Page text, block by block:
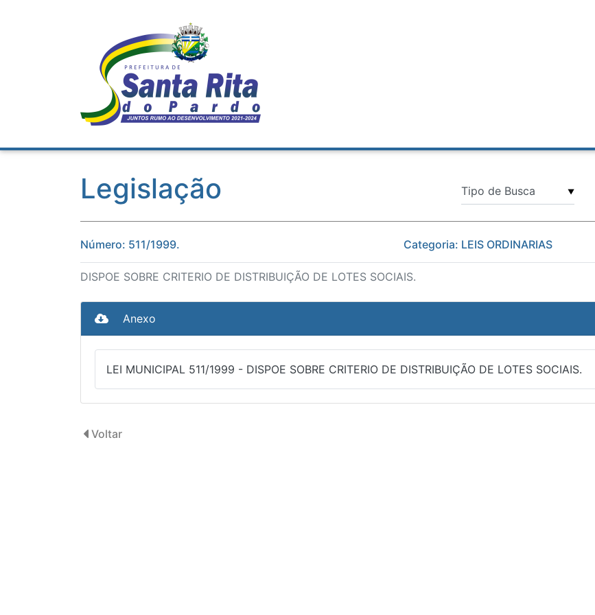
Legislação ▼
Número: 511/1999. Categoria: LEIS ORDINARIAS
DISPOE SOBRE CRITERIO DE DISTRIBUIÇÃO DE LOTES SOCIAIS.
Anexo
LEI MUNICIPAL 511/1999 - DISPOE SOBRE CRITERIO DE DISTRIBUIÇÃO DE LOTES SOCIAIS.
Voltar